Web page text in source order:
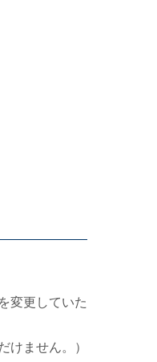
変更していた
ません。）